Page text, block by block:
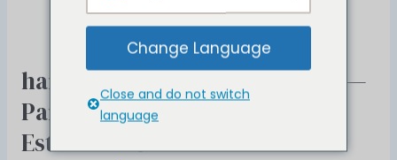
harga automasi ai coworking —
Panduan Paket, Biaya, dan
Estimasi ROI
harga
automasi
ai
coworking
Change Language
Close and do not switch
language